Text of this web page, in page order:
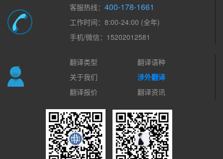
客服热线：400-178-1661
工作时间：8:00-24:00 (全年)
手机/微信：15202012581
翻译类型
翻译语种
关于我们
涉外翻译
翻译报价
翻译资讯